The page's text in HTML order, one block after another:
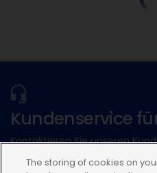
Kundenservice
Kontaktieren Sie unseren
The storing of cookies on